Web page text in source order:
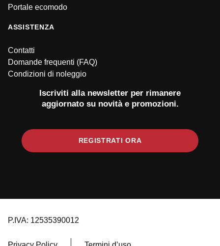
Portale ecomodo
ASSISTENZA
Contatti
Domande frequenti (FAQ)
Condizioni di noleggio
Iscriviti alla newsletter per rimanere
aggiornato su novità e promozioni.
REGISTRATI ORA
P.IVA: 12535390012